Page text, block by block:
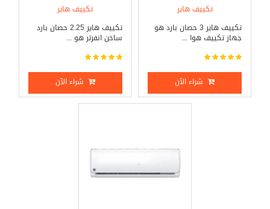
تكييف هاير
تكييف هاير 3 حصان بارد هو
جهاز تكييف هوا ...
شراء الآن
تكييف هاير
تكييف هاير 2.25 حصان بارد
ساخن انفرتر هو ...
شراء الآن